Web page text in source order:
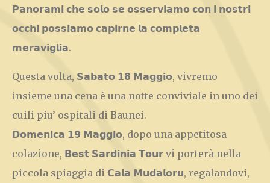
𝗣𝗮𝗻𝗼𝗿𝗮𝗺𝗶 𝗰𝗵𝗲 𝘀𝗼𝗹𝗼 𝘀𝗲 𝗼𝘀𝘀𝗲𝗿𝘃𝗶𝗮𝗺𝗼 𝗰𝗼𝗻 𝗶 𝗻𝗼𝘀𝘁𝗿𝗶
𝗼𝗰𝗰𝗵𝗶 𝗽𝗼𝘀𝘀𝗶𝗮𝗺𝗼 𝗰𝗮𝗽𝗶𝗿𝗻𝗲 𝗹𝗮 𝗰𝗼𝗺𝗽𝗹𝗲𝘁𝗮
𝗺𝗲𝗿𝗮𝘃𝗶𝗴𝗹𝗶𝗮.
Questa volta, 𝗦𝗮𝗯𝗮𝘁𝗼 𝟭𝟴 𝗠𝗮𝗴𝗴𝗶𝗼, vivremo
insieme una cena è una notte conviviale in uno dei
cuili piu’ ospitali di Baunei.
𝗗𝗼𝗺𝗲𝗻𝗶𝗰𝗮 𝟭𝟵 𝗠𝗮𝗴𝗴𝗶𝗼, dopo una appetitosa
colazione, 𝗕𝗲𝘀𝘁 𝗦𝗮𝗿𝗱𝗶𝗻𝗶𝗮 𝗧𝗼𝘂𝗿 vi porterà nella
piccola spiaggia di 𝗖𝗮𝗹𝗮 𝗠𝘂𝗱𝗮𝗹𝗼𝗿𝘂, regalandovi,